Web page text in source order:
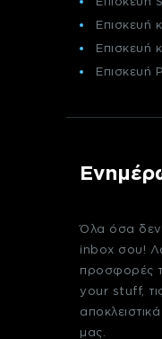
Επισκευή
Επισκευή
Επισκευή
Όλα όσα δεν
inbox σου!
προσφορές
your stuff, τις
μας.